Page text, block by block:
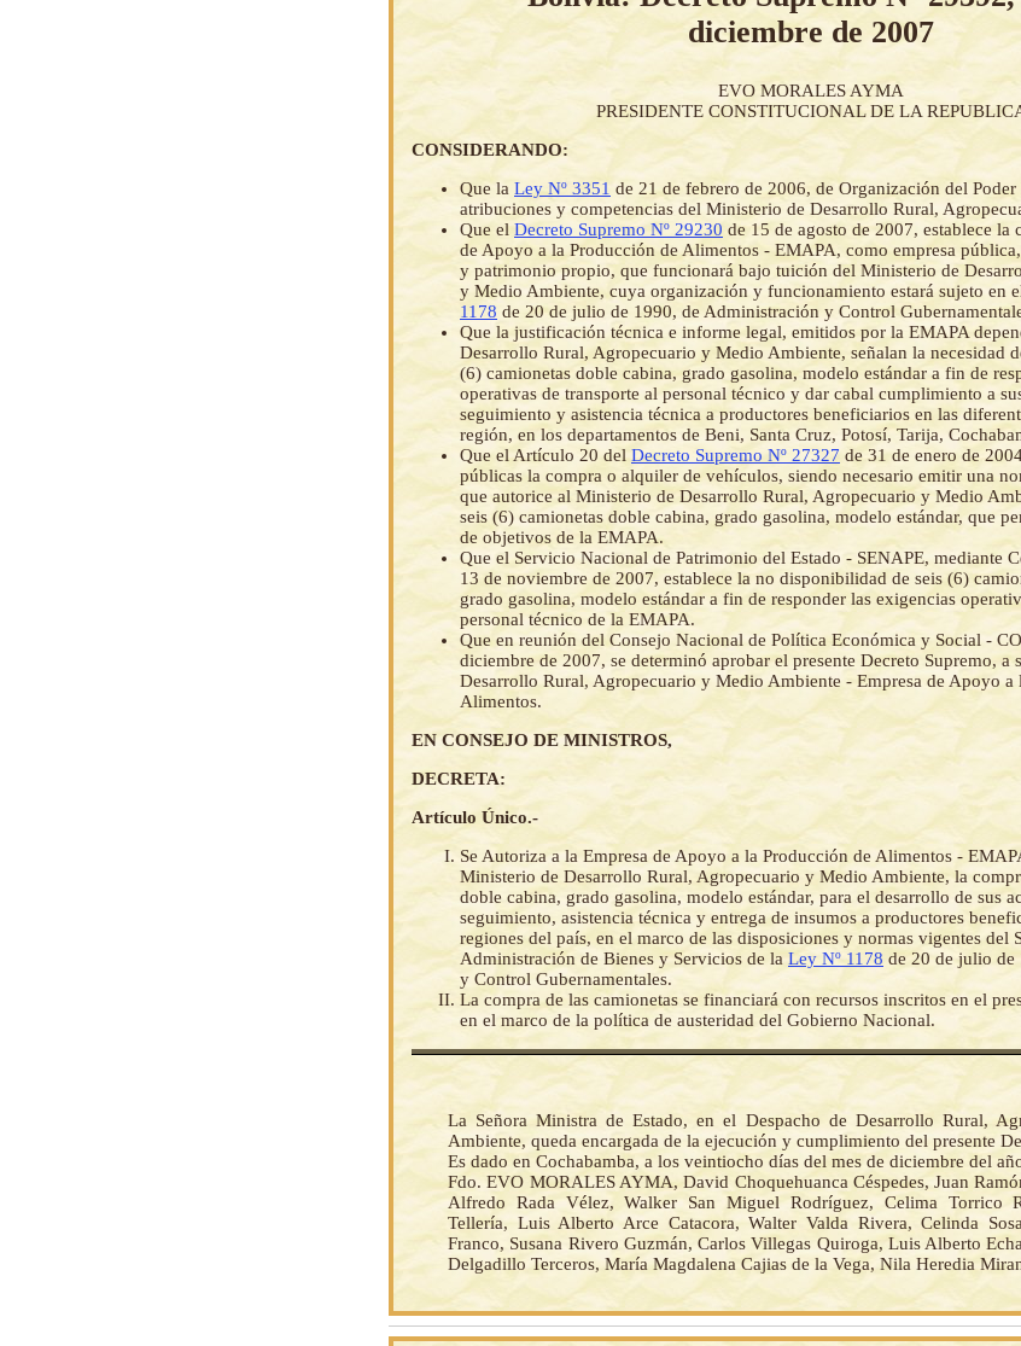
diciembre de 2007
EVO MORALES AYMA
PRESIDENTE CONSTITUCIONAL DE LA
CONSIDERANDO:
Que la Ley Nº 3351 de 21 de febrero de 2006, de Organización del
atribuciones y competencias del Ministerio de Desarrollo Rural,
Que elDecreto Supremo Nº 29230 de 15 de agosto de 2007, establece la
de Apoyo a la Producción de Alimentos - EMAPA, como empresa
y patrimonio propio, que funcionará bajo tuición del Ministerio de
y Medio Ambiente, cuya organización y funcionamiento estará sujeto en
1178 de 20 de julio de 1990, de Administración y Control
Que la justificación técnica e informe legal, emitidos por la EMAPA
Desarrollo Rural, Agropecuario y Medio Ambiente, señalan la necesidad
(6) camionetas doble cabina, grado gasolina, modelo estándar a fin de
operativas de transporte al personal técnico y dar cabal cumplimiento a
seguimiento y asistencia técnica a productores beneficiarios en las
región, en los departamentos de Beni, Santa Cruz, Potosí, Tarija,
Que el Artículo 20 del Decreto Supremo Nº 27327 de 31 de enero de
públicas la compra o alquiler de vehículos, siendo necesario emitir una
que autorice al Ministerio de Desarrollo Rural, Agropecuario y Medio
seis (6) camionetas doble cabina, grado gasolina, modelo estándar, que
de objetivos de la EMAPA.
Que el Servicio Nacional de Patrimonio del Estado - SENAPE, mediante
13 de noviembre de 2007, establece la no disponibilidad de seis (6)
grado gasolina, modelo estándar a fin de responder las exigencias
personal técnico de la EMAPA.
Que en reunión del Consejo Nacional de Política Económica y Social -
diciembre de 2007, se determinó aprobar el presente Decreto Supremo,
Desarrollo Rural, Agropecuario y Medio Ambiente - Empresa de Apoyo a
Alimentos.
EN CONSEJO DE MINISTROS,
DECRETA:
Artículo Único.-
Se Autoriza a la Empresa de Apoyo a la Producción de Alimentos -
Ministerio de Desarrollo Rural, Agropecuario y Medio Ambiente, la
doble cabina, grado gasolina, modelo estándar, para el desarrollo de sus
seguimiento, asistencia técnica y entrega de insumos a productores
regiones del país, en el marco de las disposiciones y normas vigentes del
Administración de Bienes y Servicios de laLey Nº 1178 de 20 de julio de
y Control Gubernamentales.
La compra de las camionetas se financiará con recursos inscritos en el
en el marco de la política de austeridad del Gobierno Nacional.
La Señora Ministra de Estado, en el Despacho de Desarrollo Rural,
Ambiente, queda encargada de la ejecución y cumplimiento del presente
Es dado en Cochabamba, a los veintiocho días del mes de diciembre del
Fdo. EVO MORALES AYMA, David Choquehuanca Céspedes, Juan
Alfredo Rada Vélez, Walker San Miguel Rodríguez, Celima Torrico
Tellería, Luis Alberto Arce Catacora, Walter Valda Rivera, Celinda
Franco, Susana Rivero Guzmán, Carlos Villegas Quiroga, Luis Alberto
Delgadillo Terceros, María Magdalena Cajias de la Vega, Nila Heredia